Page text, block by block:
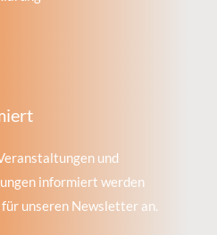
und
informiert werden
unseren Newsletter an.